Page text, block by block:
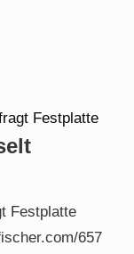
Festplatte
657